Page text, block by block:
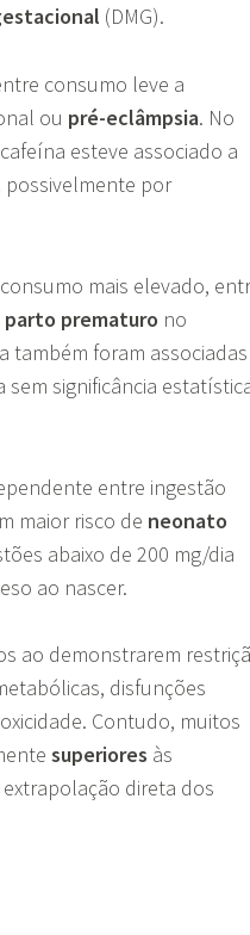
(DMG).
consumo leve a
ou pré-eclâmpsia. No
esteve associado a
possivelmente por
mais elevado,
parto prematuro no
também foram
sem significância
entre ingestão
maior risco de neonato
abaixo de 200 mg/dia
ao nascer.
ao demonstrarem
disfunções
Contudo, muitos
superiores às
direta dos